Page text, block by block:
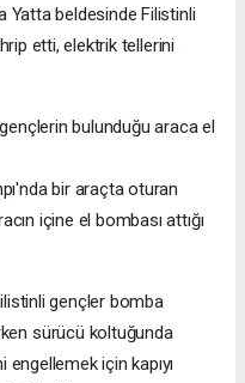
Yatta beldesinde Filistinli
etti, elektrik tellerini
bulunduğu araca el
bir araçta oturan
içine el bombası attığı
gençler bomba
sürücü koltuğunda
için kapıyı